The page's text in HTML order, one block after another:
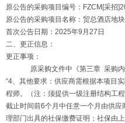
原公告的采购项目编号：FZCM[采招
原公告的采购项目名称：贸总酒店地
首次公告日期：2025年9月27日
二、更正信息：
更正事项：
原采购文件中《第三章 采购
“4、其他要求：供应商需根据本项目
程师。（注：须提供一级注册结构工
截止时间前6个月中任意一个月由供
理部门出具的社保缴费证明；社保由